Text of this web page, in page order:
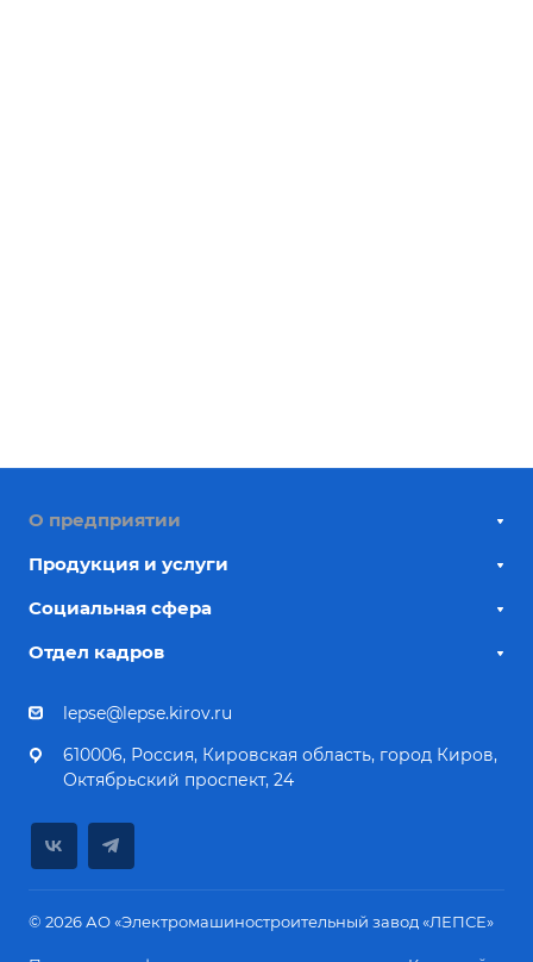
О предприятии
Продукция и услуги
Социальная сфера
Отдел кадров
lepse@lepse.kirov.ru
610006, Россия, Кировская область, город Киров,
Октябрьский проспект, 24
© 2026 АО «Электромашиностроительный завод «ЛЕПСЕ»